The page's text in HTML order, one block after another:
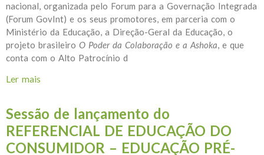
nacional, organizada pelo Forum para a Governação Integrada
(Forum GovInt) e os seus promotores, em parceria com o
Ministério da Educação, a Direção-Geral da Educação, o
projeto brasileiro O Poder da Colaboração e a Ashoka, e que
conta com o Alto Patrocínio d
Ler mais
Sessão de lançamento do
REFERENCIAL DE EDUCAÇÃO DO
CONSUMIDOR – EDUCAÇÃO PRÉ-